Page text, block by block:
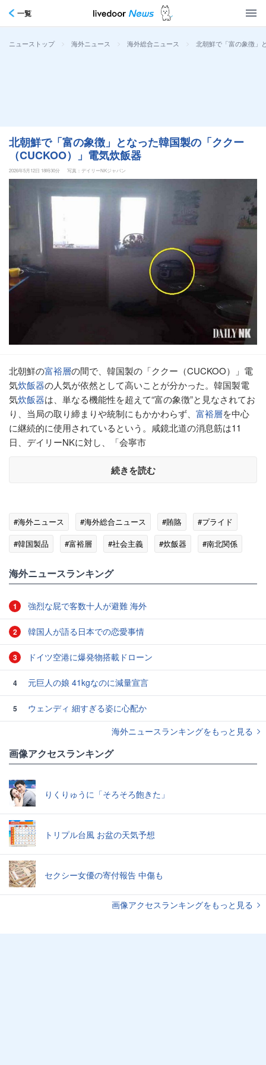
一覧
ニューストップ > 海外ニュース > 海外総合ニュース > 北朝鮮で「富の象徴」
北朝鮮で「富の象徴」となった韓国製の「ククー
（CUCKOO）」電気炊飯器
2026年5月12日 18時30分 写真：デイリーNKジャパン
北朝鮮の富裕層の間で、韓国製の「ククー（CUCKOO）」電
気炊飯器の人気が依然として高いことが分かった。韓国製電
気炊飯器は、単なる機能性を超えて“富の象徴”と見なされてお
り、当局の取り締まりや統制にもかかわらず、 富裕層を中心
に継続的に使用されているという。咸鏡北道の消息筋は11
日、デイリーNKに対し、「会寧市
続きを読む
#海外ニュース #海外総合ニュース #賄賂
#プライド
#韓国製品
#富裕層 #社会主義 #炊飯器
#南北関係
海外ニュースランキング
1 強烈な屁で客数十人が避難 海外
2 韓国人が語る日本での恋愛事情
3 ドイツ空港に爆発物搭載ドローン
4 元巨人の娘 41kgなのに減量宣言
5
ウェンディ 細すぎる姿に心配か
海外ニュースランキングをもっと見る
画像アクセスランキング
りくりゅうに「そろそろ飽きた」
トリプル台風 お盆の天気予想
セクシー女優の寄付報告 中傷も
画像アクセスランキングをもっと見る